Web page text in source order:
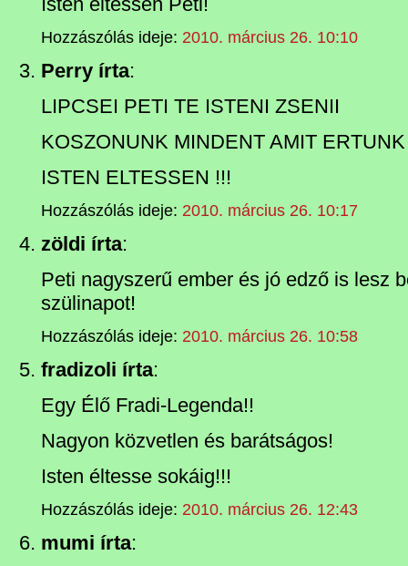
Hozzászólás ideje: 2010. március 26. 10:10
Perry írta:
LIPCSEI PETI TE ISTENI ZSENII
KOSZONUNK MINDENT AMIT
ISTEN ELTESSEN !!!
Hozzászólás ideje: 2010. március 26. 10:17
zöldi írta:
Peti nagyszerű ember és jó edző is lesz
szülinapot!
Hozzászólás ideje: 2010. március 26. 10:58
fradizoli írta:
Egy Élő Fradi-Legenda!!
Nagyon közvetlen és barátságos!
Isten éltesse sokáig!!!
Hozzászólás ideje: 2010. március 26. 12:43
mumi írta: